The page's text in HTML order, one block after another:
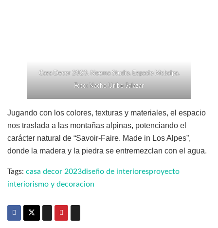
Casa Decor 2023. Noema Studio. Espacio Mobalpa.
Foto: Nacho Uribe Salazar
Jugando con los colores, texturas y materiales, el espacio
nos traslada a las montañas alpinas, potenciando el
carácter natural de “Savoir-Faire. Made in Los Alpes”,
donde la madera y la piedra se entremezclan con el agua.
Tags: casa decor 2023diseño de interioresproyecto
interiorismo y decoracion